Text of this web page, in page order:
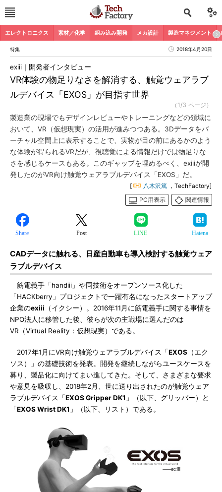
エレクトロニクス 素材／化学 組み込み開発 メカ設計 製造マネジメント
特集 2018年4月20日
VR体験の物足りなさを解消する、触覚ウェアラブ
ルデバイス「EXOS」が目指す世界
exiii｜開発者インタビュー
（1/3 ページ）
製造業の現場でもデザインレビューやトレーニングなどの領域に
おいて、VR（仮想現実）の活用が進みつつある。3Dデータをバ
ーチャル空間上に表示することで、実物が目の前にあるかのよう
な体験が得られるVRだが、視聴覚による情報だけでは物足りな
さを感じるケースもある。このギャップを埋めるべく、exiiiが開
発したのがVR向け触覚ウェアラブルデバイス「EXOS」だ。
[ 八木沢篤 ，TechFactory]
PC用表示
関連情報
Share Post LINE Hatena
CADデータに触れる、日産自動車も導入検討する触覚ウェア
ラブルデバイス
筋電義手「handiii」や同技術をオープンソース化した
「HACKberry」プロジェクトで一躍有名になったスタートアップ
企業のexiii （イクシー）。2016年11月に筋電義手に関する事情を
NPO法人に移管した後、彼らが次の主戦場に選んだのは
VR（Virtual Reality：仮想現実）である。
2017年1月にVR向け触覚ウェアラブルデバイス「EXOS （エク
ソス）」の基礎技術を発表。開発を継続しながらユースケースを
募り、製品化に向けてまい進してきた。そして、さまざまな要求
や意見を吸収し、2018年2月、世に送り出されたのが触覚ウェア
ラブルデバイス「EXOS Gripper DK1 」（以下、グリッパー）と
「EXOS Wrist DK1 」（以下、リスト）である。